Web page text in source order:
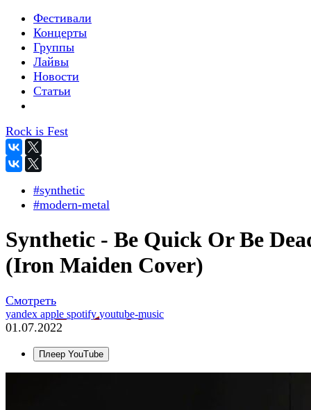
Фестивали
Концерты
Группы
Лайвы
Новости
Статьи
Rock is Fest
#synthetic
#modern-metal
Synthetic - Be Quick Or Be
(Iron Maiden Cover)
Смотреть
yandex apple spotifyyoutube-music
01.07.2022
Плеер YouTube